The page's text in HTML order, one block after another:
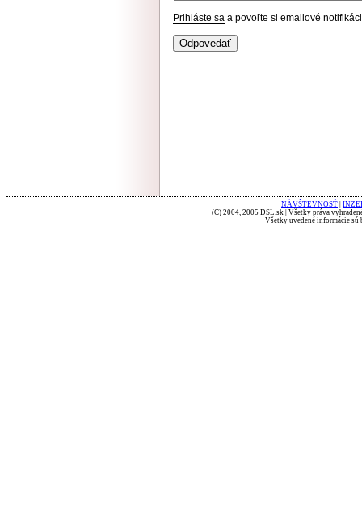
Prihláste sa a povoľte si emailové
NÁVŠTEVNOSŤ
(C) 2004, 2005 DSL.sk | Všetky práva
Všetky uvedené informácie sú